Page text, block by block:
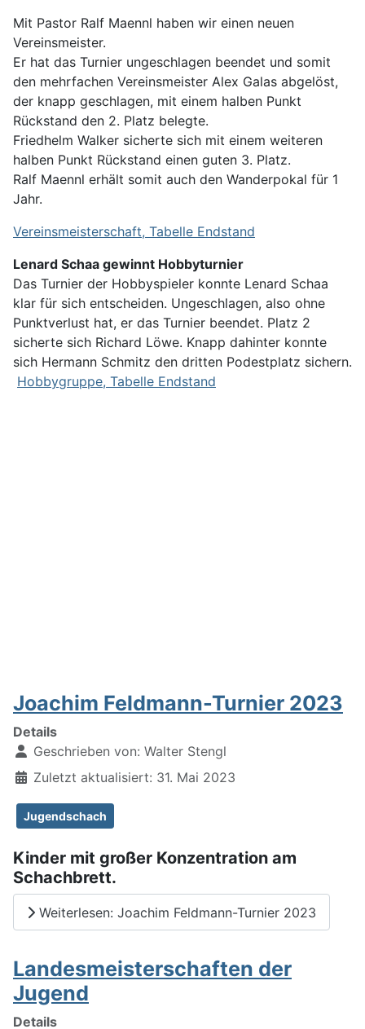
Mit Pastor Ralf Maennl haben wir einen neuen
Vereinsmeister.
Er hat das Turnier ungeschlagen beendet und somit
den mehrfachen Vereinsmeister Alex Galas abgelöst,
der knapp geschlagen, mit einem halben Punkt
Rückstand den 2. Platz belegte.
Friedhelm Walker sicherte sich mit einem weiteren
halben Punkt Rückstand einen guten 3. Platz.
Ralf Maennl erhält somit auch den Wanderpokal für 1
Jahr.
Vereinsmeisterschaft, Tabelle Endstand
Lenard Schaa gewinnt Hobbyturnier
Das Turnier der Hobbyspieler konnte Lenard Schaa
klar für sich entscheiden. Ungeschlagen, also ohne
Punktverlust hat, er das Turnier beendet. Platz 2
sicherte sich Richard Löwe. Knapp dahinter konnte
sich Hermann Schmitz den dritten Podestplatz sichern.
Hobbygruppe, Tabelle Endstand
Joachim Feldmann-Turnier 2023
Details
Geschrieben von: Walter Stengl
Zuletzt aktualisiert: 31. Mai 2023
Jugendschach
Kinder mit großer Konzentration am
Schachbrett.
Weiterlesen: Joachim Feldmann-Turnier 2023
Landesmeisterschaften der
Jugend
Details